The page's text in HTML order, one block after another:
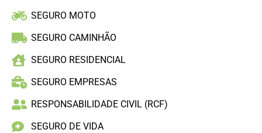
SEGURO MOTO
SEGURO CAMINHÃO
SEGURO RESIDENCIAL
SEGURO EMPRESAS
RESPONSABILIDADE CIVIL (RCF)
SEGURO DE VIDA